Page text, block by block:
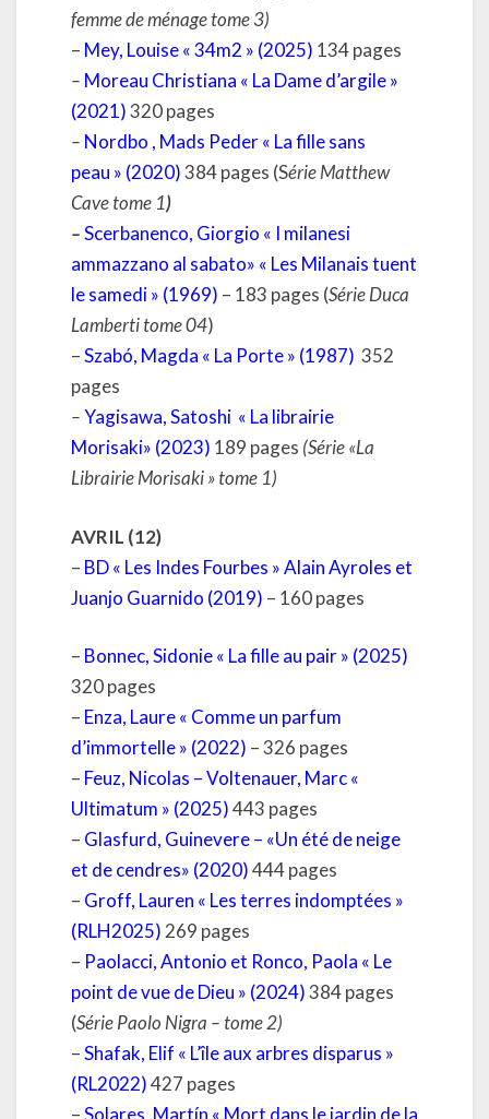
femme de ménage tome 3)
– Mey, Louise « 34m2 » (2025) 134 pages
– Moreau Christiana « La Dame d’argile »
(2021)320 pages
– Nordbo , Mads Peder « La fille sans
peau » (2020)384 pages (Série Matthew
Cave tome 1)
–Scerbanenco, Giorgio « I milanesi
ammazzano al sabato» « Les Milanais tuent
le samedi » (1969) – 183 pages (Série Duca
Lamberti tome 04)
–Szabó, Magda « La Porte » (1987) 352
pages
–Yagisawa, Satoshi « La librairie
Morisaki» (2023) 189 pages (Série «La
Librairie Morisaki » tome 1)
AVRIL (12)
– BD « Les Indes Fourbes » Alain Ayroles et
Juanjo Guarnido (2019) – 160 pages
– Bonnec, Sidonie « La fille au pair » (2025)
320 pages
– Enza, Laure « Comme un parfum
d’immortelle » (2022) – 326 pages
– Feuz, Nicolas – Voltenauer, Marc «
Ultimatum » (2025)443 pages
– Glasfurd, Guinevere – «Un été de neige
et de cendres» (2020)444 pages
– Groff, Lauren « Les terres indomptées »
(RLH2025) 269 pages
– Paolacci, Antonio et Ronco, Paola « Le
point de vue de Dieu » (2024)384 pages
(Série Paolo Nigra – tome 2)
–Shafak, Elif « L’île aux arbres disparus »
(RL2022)427 pages
–Solares, Martín « Mort dans le jardin de la